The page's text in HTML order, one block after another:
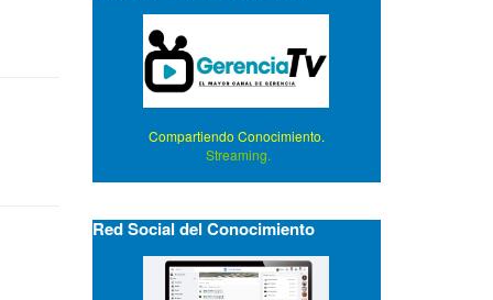
Compartiendo Conocimiento.
Streaming.
Red Social del Conocimiento